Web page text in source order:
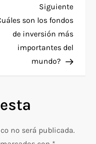
Siguiente
son los fondos
de inversión más
importantes del
mundo?
no será publicada.